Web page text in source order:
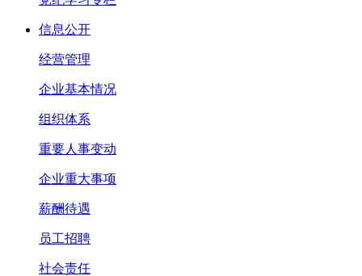
信息公开
经营管理
企业基本情况
组织体系
重要人事变动
企业重大事项
薪酬待遇
员工招聘
社会责任